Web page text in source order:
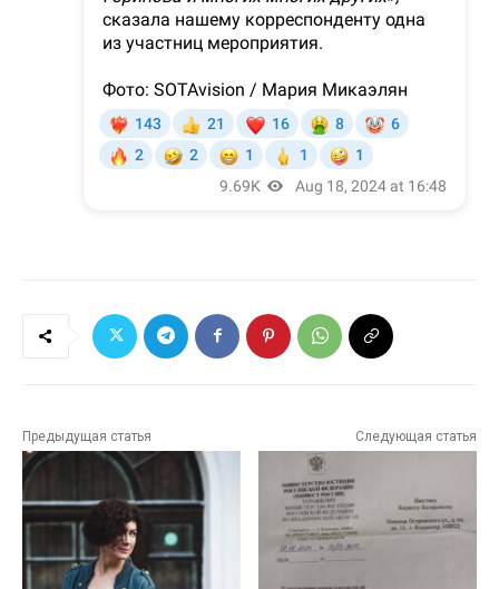
Предыдущая статья Следующая статья